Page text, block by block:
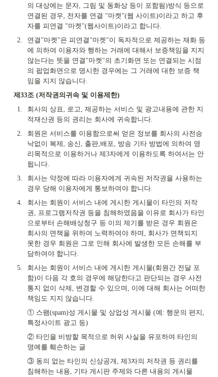
의 대상에는 문자, 그림 및 동화상 등이 포함됨)방식 등으로
연결된 경우, 전자를 연결 "마켓"(웹 사이트)이라고 하고 후
자를 피연결 "마켓"(웹사이트)이라고 합니다.
2.
연결"마켓"은 피연결"마켓"이 독자적으로 제공하는 재화 등
에 의하여 이용자와 행하는 거래에 대해서 보증책임을 지지
않는다는 뜻을 연결"마켓"의 초기화면 또는 연결되는 시점
의 팝업화면으로 명시한 경우에는 그 거래에 대한 보증 책
임을 지지 않습니다.
제33조 (저작권의귀속 및 이용제한)
1.
회사의 상표, 로고, 제공하는 서비스 및 광고내용에 관한 지
적재산권 등의 권리는 회사에 귀속합니다.
2.
회원은 서비스를 이용함으로써 얻은 정보를 회사의 사전승
낙없이 복제, 송신, 출판,배포, 방송 기타 방법에 의하여 영
리목적으로 이용하거나 제3자에게 이용하도록 하여서는 안
됩니다.
3.
회사는 약정에 따라 이용자에게 귀속된 저작권을 사용하는
경우 당해 이용자에게 통보하여야 합니다.
4.
회사는 회원이 서비스 내에 게시한 게시물이 타인의 저작
권, 프로그램저작권 등을 침해하였음을 이유로 회사가 타인
으로부터 손해배상청구 등 이의 제기를 받은 경우 회원은
회사의 면책을 위하여 노력하여야 하며, 회사가 면책되지
못한 경우 회원은 그로 인해 회사에 발생한 모든 손해를 부
담하여야 합니다.
5.
회사는 회원이 서비스 내에 게시한 게시물(회원간 전달 포
함)이 다음 각 호의 경우에 해당한다고 판단되는 경우 사전
통지 없이 삭제, 변경할 수 있으며, 이에 대해 회사는 어떠한
책임도 지지 않습니다.
① 스팸(spam)성 게시물 및 상업성 게시물 (예: 행운의 편지,
특정사이트 광고 등)
② 타인을 비방할 목적으로 허위 사실을 유포하여 타인의
명예를 훼손하는 글
③ 동의 없는 타인의 신상공개, 제3자의 저작권 등 권리를
침해하는 내용, 기타 게시판 주제와 다른 내용의 게시물